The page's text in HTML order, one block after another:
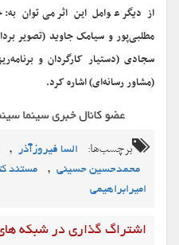
از دیگر عوامل این اثر می‌توان
مطلبی‌پور و سیامک جاوید (تصویر
سجادی (دستیار کارگردان و
(مشاور رسانه‌ای) اشاره کرد.
برچسب‌ها: السا فیروزآذر ,
محمدحسین حسینی , مستند
امیرابراهیمی
اشتراگ گذاری در شبکه